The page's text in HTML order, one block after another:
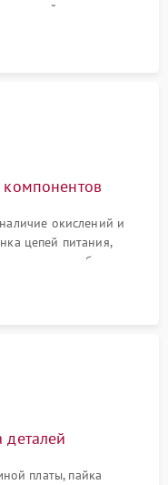
и плат от
животных с
компонентов
окислений и
цепей питания,
колес и турбины
и инфракрасных
платы, пайка